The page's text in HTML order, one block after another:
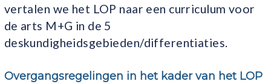
vertalen we het LOP naar een curriculum voor
de arts M+G in de 5
deskundigheidsgebieden/differentiaties.
Overgangsregelingen in het kader van het LOP